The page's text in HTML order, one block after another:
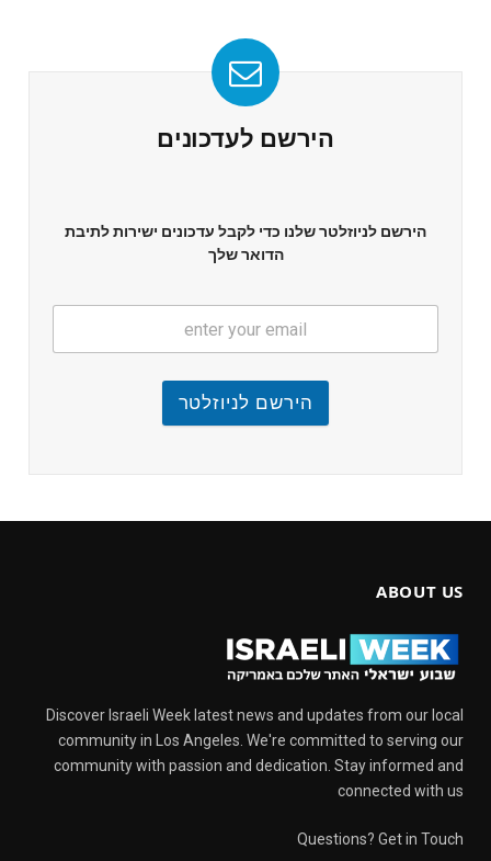
הירשם לעדכונים
הירשם לניוזלטר שלנו כדי לקבל עדכונים ישירות לתיבת
הדואר שלך
הירשם לניוזלטר
ABOUT US
Discover Israeli Week latest news and updates from our local
community in Los Angeles. We're committed to serving our
community with passion and dedication. Stay informed and
connected with us
Questions? Get in Touch